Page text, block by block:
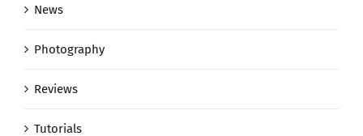
News
Photography
Reviews
Tutorials